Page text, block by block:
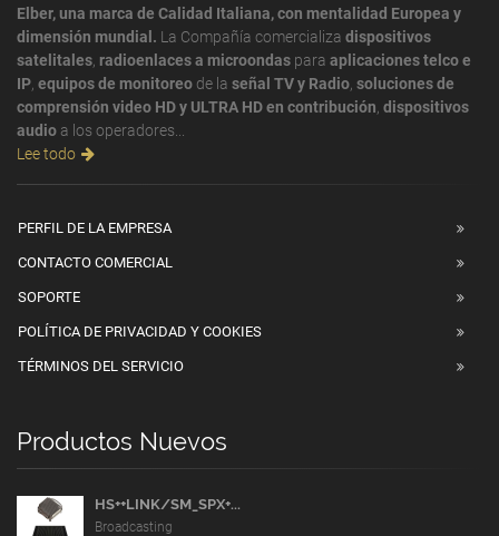
Elber, una marca de Calidad Italiana, con mentalidad Europea y
dimensión mundial. La Compañía comercializa dispositivos
satelitales radioenlaces a microondas para aplicaciones telco e
IP equipos de monitoreo de la señal TV y Radio soluciones de
comprensión video HD y ULTRA HD en contribución dispositivos
audio a los operadores...
Lee todo
PERFIL DE LA EMPRESA
CONTACTO COMERCIAL
SOPORTE
POLÍTICA DE PRIVACIDAD Y COOKIES
TÉRMINOS DEL SERVICIO
Productos Nuevos
HS++LINK/SM_SPX+...
Broadcasting